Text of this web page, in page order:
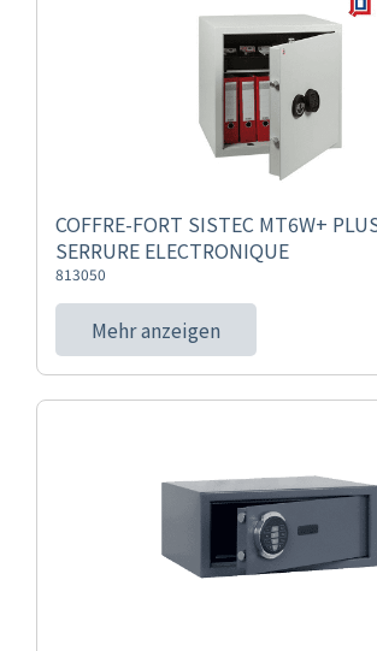
COFFRE-FORT SISTEC MT6W+
SERRURE ELECTRONIQUE
813050
Mehr anzeigen